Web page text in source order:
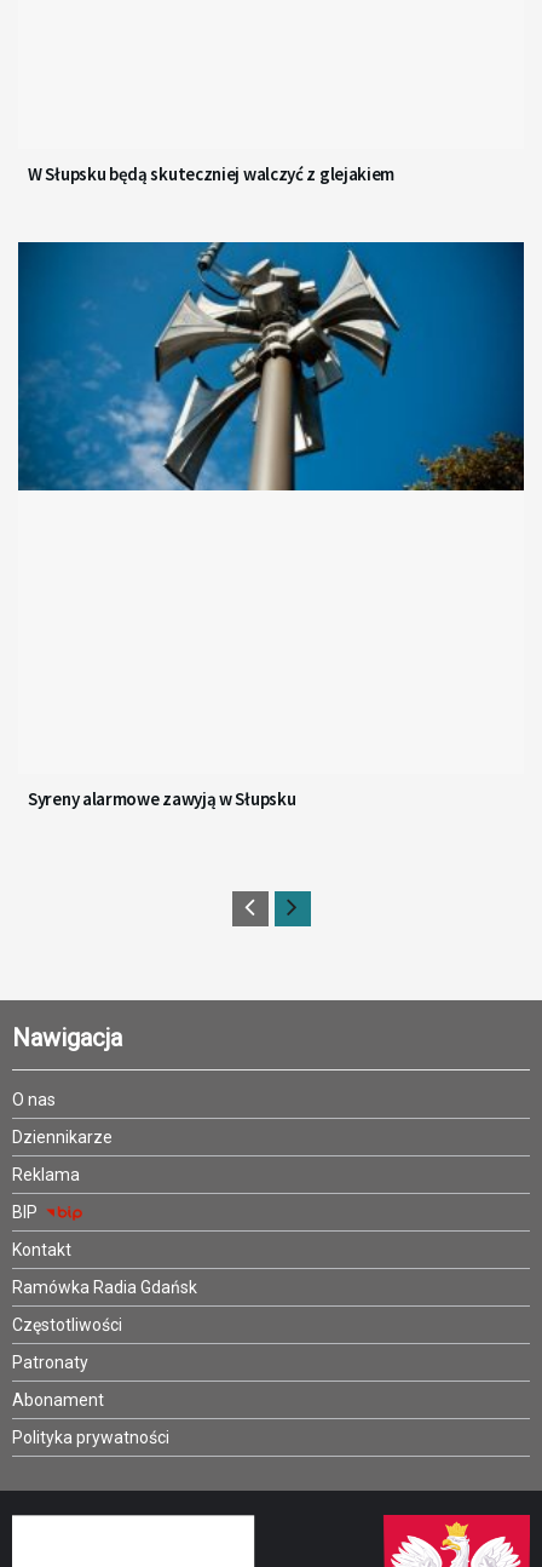
W Słupsku będą skuteczniej walczyć z glejakiem
Syreny alarmowe zawyją w Słupsku
Nawigacja
O nas
Dziennikarze
Reklama
BIP
Kontakt
Ramówka Radia Gdańsk
Częstotliwości
Patronaty
Abonament
Polityka prywatności